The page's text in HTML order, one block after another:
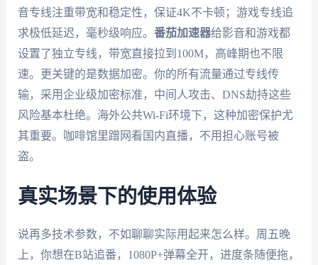
音专线注重带宽和稳定性，保证4K不卡顿；游戏专线追
求极低延迟，毫秒级响应。 番茄加速器给影音和游戏都
设置了独立专线，带宽直接拉到100M，高峰期也不限
速。更关键的是数据加密。你的所有流量通过专线传
输，采用企业级加密标准，中间人攻击、DNS劫持这些
风险基本杜绝。海外公共Wi-Fi环境下，这种加密保护尤
其重要。咖啡馆里蹭网看国内直播，不用担心账号被
盗。
真实场景下的使用体验
说再多技术参数，不如聊聊实际用起来怎么样。周五晚
上，你想在B站追番，1080P+弹幕全开，进度条随便拖，